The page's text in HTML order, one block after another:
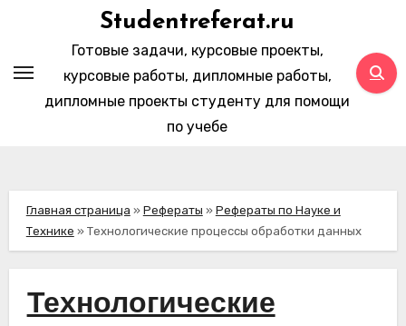
содержимому
Studentreferat.ru
Готовые задачи, курсовые проекты,
курсовые работы, дипломные работы,
дипломные проекты студенту для помощи
по учебе
Главная страница » Рефераты » Рефераты по Науке и
Технике » Технологические процессы обработки данных
Технологические